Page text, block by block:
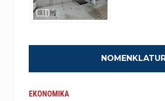
EKONOMIKA